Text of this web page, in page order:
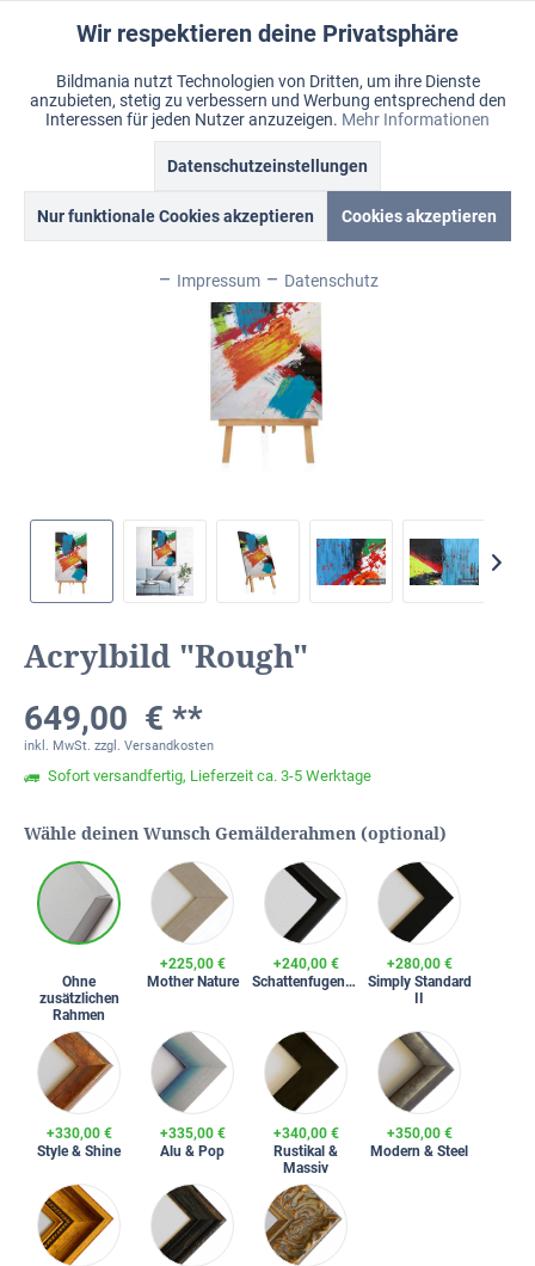
Warenkorb
Merkzettel Mein Konto
Menü
Bildmania > Acrylbilder > XXL Wandbilder
Acrylbild "Rough"
649,00 € **
inkl. MwSt. zzgl. Versandkosten
Sofort versandfertig, Lieferzeit ca. 3-5 Werktage
Wähle deinen Wunsch Gemälderahmen (optional)
Ohne
zusätzlichen
Rahmen
+225,00 €
Mother Nature
+240,00 €
Schattenfugenrahmen
+280,00 €
Simply Standard
+330,00 €
Style & Shine
+335,00 €
Alu & Pop
+340,00 €
Rustikal &
Massiv
+350,00 €
Modern & Steel
Funktionale Aktiv
Marketing Inaktiv
Inaktiv
Wir respektieren deine Privatsphäre
Bildmania nutzt Technologien von Dritten, um ihre Dienste
anzubieten, stetig zu verbessern und Werbung entsprechend den
Interessen für jeden Nutzer anzuzeigen. Mehr Informationen
Datenschutzeinstellungen
Nur funktionale Cookies akzeptieren Cookies akzeptieren
Impressum Datenschutz